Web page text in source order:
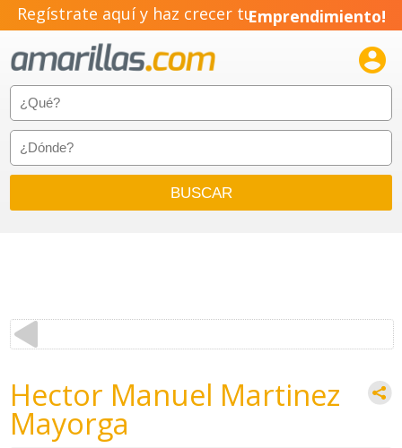
Regístrate aquí y haz crecer tuEmprendimiento!

Hector Manuel Martinez
Mayorga